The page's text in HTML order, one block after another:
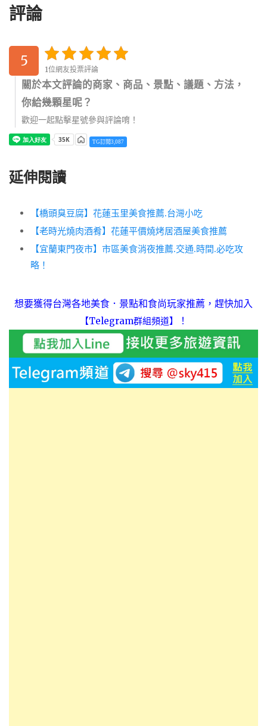
評論
5
1位網友投票評論
關於本文評論的商家、商品、景點、議題、方法，
你給幾顆星呢？
歡迎一起點擊星號參與評論唷！
TG訂閱3,087
延伸閱讀
【橋頭臭豆腐】花蓮玉里美食推薦.台灣小吃
【老時光燒肉酒肴】花蓮平價燒烤居酒屋美食推薦
【宜蘭東門夜市】市區美食消夜推薦.交通.時間.必吃攻
略！
想要獲得台灣各地美食．景點和食尚玩家推薦，趕快加入
【Telegram群組頻道】 ！